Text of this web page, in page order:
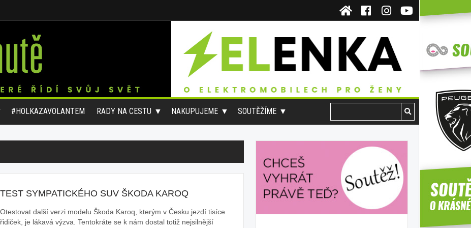
#HOLKAZAVOLANTEM RADY NA CESTU NAKUPUJEME SOUTĚŽÍME
TEST SYMPATICKÉHO SUV ŠKODA KAROQ
Otestovat další verzi modelu Škoda Karoq, kterým v Česku jezdí tisíce
řidiček, je lákavá výzva. Tentokráte se k nám dostal totiž nejsilnější